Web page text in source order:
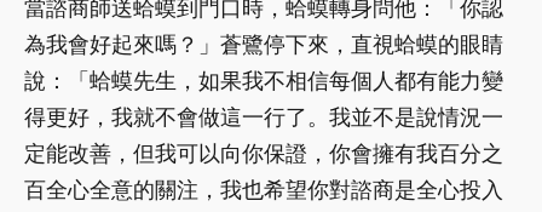
當諮商師送蛤蟆到門口時，蛤蟆轉身問他：「你認
為我會好起來嗎？」蒼鷺停下來，直視蛤蟆的眼睛
說：「蛤蟆先生，如果我不相信每個人都有能力變
得更好，我就不會做這一行了。我並不是說情況一
定能改善，但我可以向你保證，你會擁有我百分之
百全心全意的關注，我也希望你對諮商是全心投入